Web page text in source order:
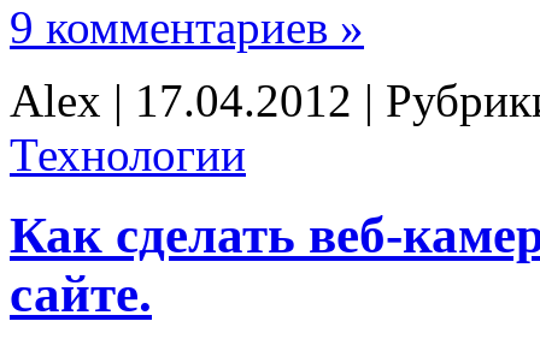
9 комментариев »
Alex | 17.04.2012 |
Технологии
Как сделать веб-
сайте.